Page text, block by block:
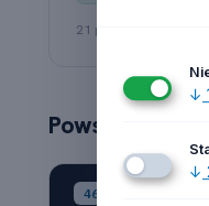
21 pól w pliku CSV/
Powstawanie
46.61.Z
↓
↓